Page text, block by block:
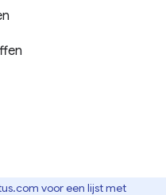
voor een lijst met